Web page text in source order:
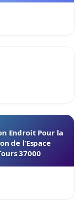
Endroit Pour la
de l’Espace
37000